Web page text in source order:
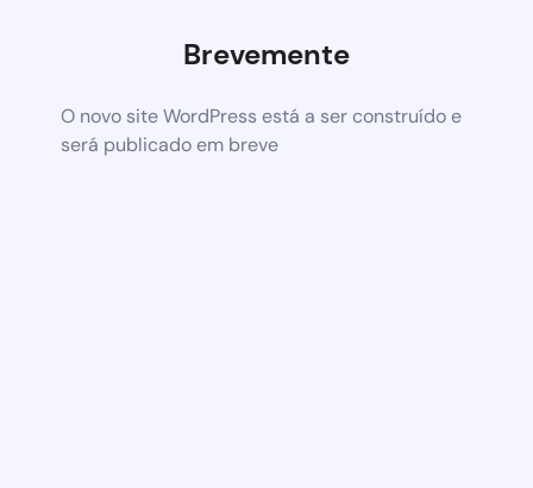
Brevemente
O novo site WordPress está a ser construído e
será publicado em breve